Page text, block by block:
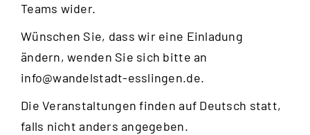
Teams wider.
Wünschen Sie, dass wir eine Einladung
ändern, wenden Sie sich bitte an
info@wandelstadt-esslingen.de.
Die Veranstaltungen finden auf Deutsch statt,
falls nicht anders angegeben.